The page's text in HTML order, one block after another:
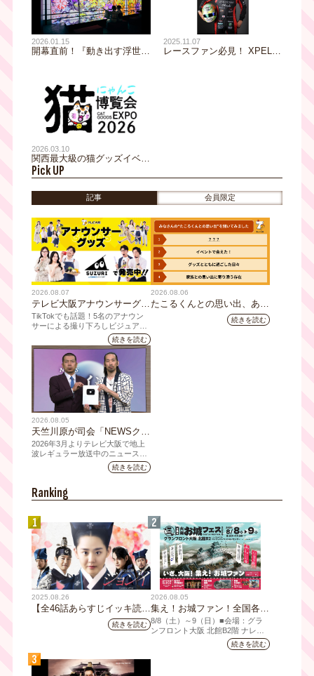
2026.01.15
開幕直前！『動き出す浮世絵
ミュージアムの見どころをご
紹介
2025.11.07
レースファン必見！ XPEL・
2026.03.10
関西最大級の猫グッズイベン
ト「にゃんこ博覧会2026」5
月2日(土)・3日(日) グランフ
ロント大阪で開催！
Pick UP
記事 会員限定
2026.08.07
テレビ大阪アナウンサーグッ
ズの新商品 8月8日(土)に発
売！ テーマは「個性全開」5
人それぞれの"らしさ"を詰め
込んだアイテムが登場
TikTokでも話題！5名のアナウン
サーによる撮り下ろしビジュアル
を使用した新グッズを発売続きを読む
2026.08.06
たこるくんとの思い出、あり
ますか？会員のみなさんに聞
続きを読む
2026.08.05
天竺川原が司会「NEWSクラ
イシス」チャンネル登録者数
10万人突破！テレビ大阪の番
組史上最速記録を更新
2026年3月よりテレビ大阪で地上
波レギュラー放送中のニュース番
組「NEWSクライシス」が、この
たび2026年7月12日(日)に、
人を達成しました。
続きを読む
Ranking
1
2025.08.26
【全46話あらすじイッキ読
み】韓国ドラマ『火の女神
ジョンイ』｜テレビ大阪 9
ート
続きを読む
2
2026.08.05
集え！お城ファン！全国各地
のお城PRブースが群雄割
拠！『大阪・お城フェス
2026』、いよいよ8/8（土）
8/8（⼟）～9（日）■会場：グラ
ンフロント⼤阪 北館B2階 ナレッ
ジキャピタル コングレコンベンシ
ョンセンター ⼤⼈ 前売1,400円
続きを読む
3